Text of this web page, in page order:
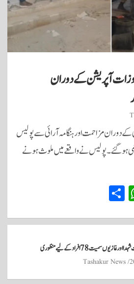
آپریشن کے دوران
دوران مزاحمت اور ہنگامہ آرائی سے پولیس
ہوگئے۔ پولیس نے واقعے میں ملوث ہونے
W
ha
ts
A
pp
re
سمیت 78 افراد کے لیے منظوری
Tashakur News